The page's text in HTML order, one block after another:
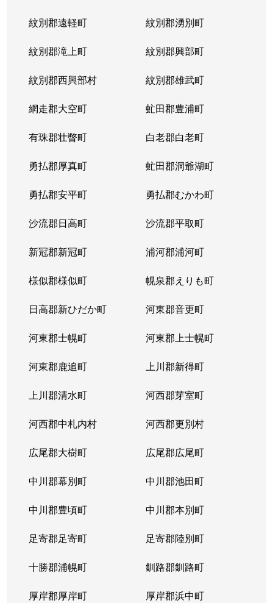
紋別郡遠軽町 紋別郡湧別町
紋別郡滝上町 紋別郡興部町
紋別郡西興部村 紋別郡雄武町
網走郡大空町 虻田郡豊浦町
有珠郡壮瞥町 白老郡白老町
勇払郡厚真町 虻田郡洞爺湖町
勇払郡安平町 勇払郡むかわ町
沙流郡日高町 沙流郡平取町
新冠郡新冠町 浦河郡浦河町
様似郡様似町 幌泉郡えりも町
日高郡新ひだか町 河東郡音更町
河東郡士幌町 河東郡上士幌町
河東郡鹿追町 上川郡新得町
上川郡清水町 河西郡芽室町
河西郡中札内村 河西郡更別村
広尾郡大樹町 広尾郡広尾町
中川郡幕別町 中川郡池田町
中川郡豊頃町 中川郡本別町
足寄郡足寄町 足寄郡陸別町
十勝郡浦幌町 釧路郡釧路町
厚岸郡厚岸町 厚岸郡浜中町